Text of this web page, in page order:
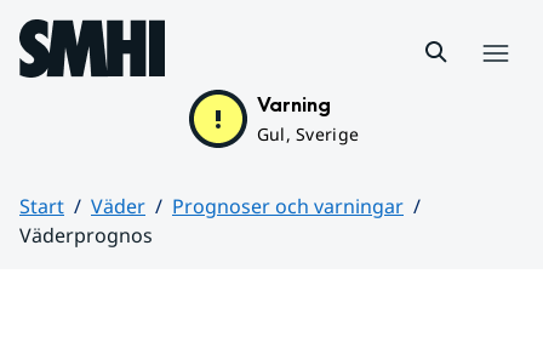
Hoppa till sidans innehåll
Varning
Gul, Sverige
Start Väder
Prognoser och varningar
Väderprognos